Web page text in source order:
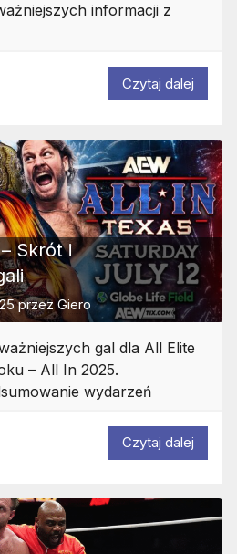
informacji z
Czytaj dalej
Skrót i
przezGiero
gal dla All Elite
– All In 2025.
wydarzeń
Czytaj dalej